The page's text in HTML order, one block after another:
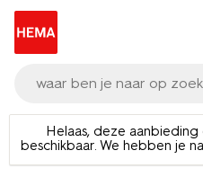
waar ben je naar op
Helaas, deze
beschikbaar. We hebben je